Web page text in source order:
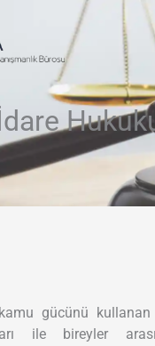
gücünü
ile bireyler